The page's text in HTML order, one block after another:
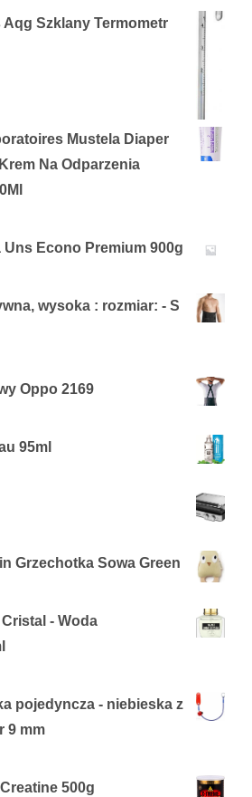
Aqg Szklany Termometr
Mustela Diaper
Na Odparzenia
Uns Econo Premium 900g
wysoka : rozmiar: - S
Oppo 2169
95ml
Grzechotka Sowa Green
- Woda
pojedyncza - niebieska z
9 mm
500g